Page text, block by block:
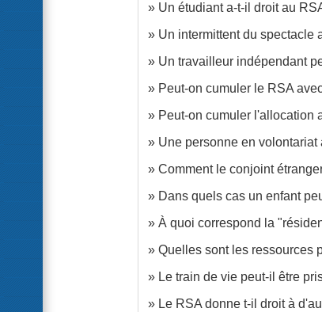
Un étudiant a-t-il droit au
Un intermittent du spectacle
Un travailleur indépendant
Peut-on cumuler le RSA
Peut-on cumuler l'allocation
Une personne en
Comment le conjoint
Dans quels cas un enfant
À quoi correspond la
Quelles sont les ressources
Le train de vie peut-il être
Le RSA donne t-il droit à